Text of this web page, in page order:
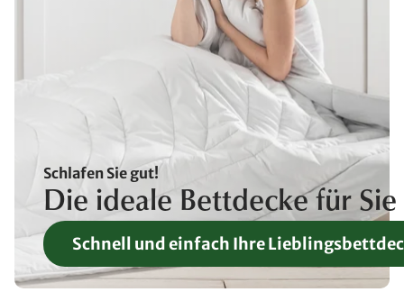
Schlafen Sie gut!
Die ideale Bettdecke für Sie
Schnell und einfach Ihre